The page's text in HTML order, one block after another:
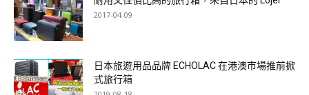
2017-04-09
日本旅遊用品品牌 ECHOLAC 在港澳市場推前掀
式旅行箱